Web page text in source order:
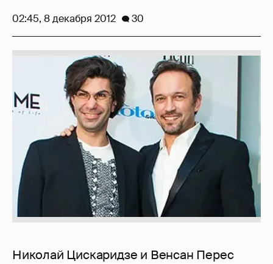
Николай Цискаридзе и Венсан Перес
02:45, 8 декабря 2012 30